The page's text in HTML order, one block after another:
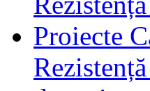
Proiecte